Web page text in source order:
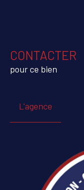
CONTACTER
pour ce bien
L'agence